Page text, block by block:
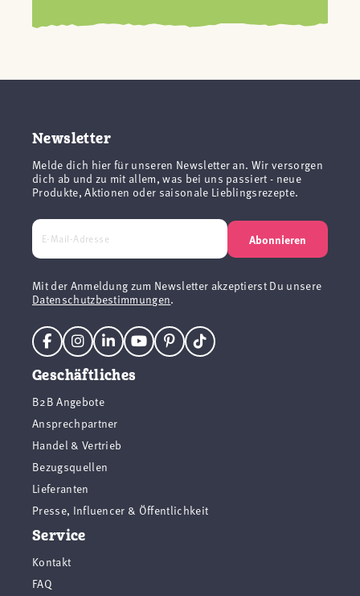
Newsletter
Melde dich hier für unseren Newsletter an. Wir versorgen
dich ab und zu mit allem, was bei uns passiert - neue
Produkte, Aktionen oder saisonale Lieblingsrezepte.
Abonnieren
Mit der Anmeldung zum Newsletter akzeptierst Du unsere
Datenschutzbestimmungen.
Geschäftliches
B2B Angebote
Ansprechpartner
Handel & Vertrieb
Bezugsquellen
Lieferanten
Presse, Influencer & Öffentlichkeit
Service
Kontakt
FAQ